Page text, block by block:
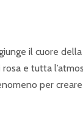
il cuore
e tutta
per